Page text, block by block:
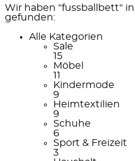
Wir haben "fussballbett"
gefunden:
Alle Kategorien
Sale
15
Möbel
11
Kindermode
9
Heimtextilien
9
Schuhe
6
Sport & Freizeit
3